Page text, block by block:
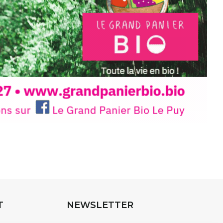
INTERVIEW
les rues, les caves, les granges
NEWSLETTER